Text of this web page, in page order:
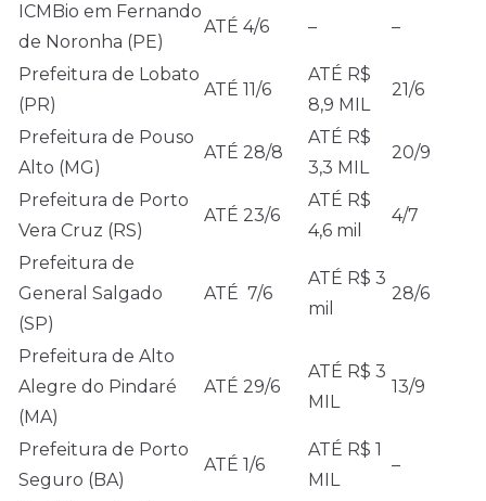
ICMBio em Fernando
de Noronha (PE)
ATÉ 4/6 – –
Prefeitura de Lobato
(PR)
ATÉ 11/6
ATÉ R$
8,9 MIL
21/6
Prefeitura de Pouso
Alto (MG)
ATÉ 28/8
ATÉ R$
3,3 MIL
20/9
Prefeitura de Porto
Vera Cruz (RS)
ATÉ 23/6
ATÉ R$
4,6 mil
4/7
Prefeitura de
General Salgado
(SP)
ATÉ 7/6
ATÉ R$ 3
mil
28/6
Prefeitura de Alto
Alegre do Pindaré
(MA)
ATÉ 29/6
ATÉ R$ 3
MIL
13/9
Prefeitura de Porto
Seguro (BA)
ATÉ 1/6
ATÉ R$ 1
MIL
–